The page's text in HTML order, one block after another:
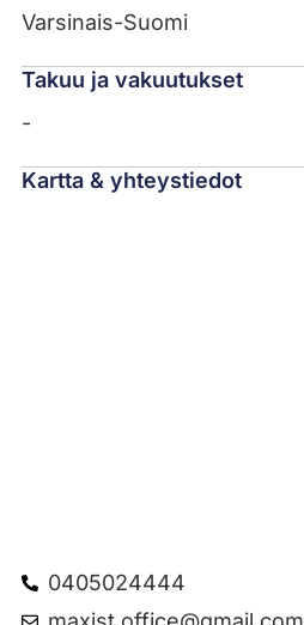
Varsinais-Suomi
Takuu ja vakuutukset
-
Kartta & yhteystiedot
0405024444